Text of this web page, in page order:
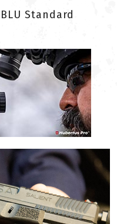
Standard